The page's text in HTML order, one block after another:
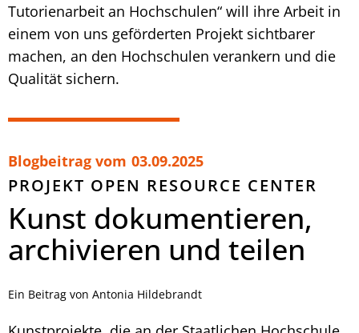
Tutorienarbeit an Hochschulen“ will ihre Arbeit in
einem von uns geförderten Projekt sichtbarer
machen, an den Hochschulen verankern und die
Qualität sichern.
Blogbeitrag vom 03.09.2025
PROJEKT OPEN RESOURCE CENTER
Kunst dokumentieren,
archivieren und teilen
Ein Beitrag von Antonia Hildebrandt